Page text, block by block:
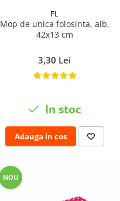
FL
Mop de unica folosinta, alb,
42x13 cm
3,30 Lei
In stoc
Adauga in cos
NOU